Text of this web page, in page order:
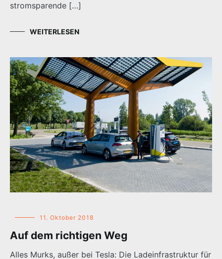
stromsparende […]
WEITERLESEN
11. Oktober 2018
Auf dem richtigen Weg
Alles Murks, außer bei Tesla: Die Ladeinfrastruktur für